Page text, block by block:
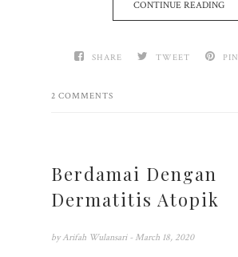
CONTINUE READING
SHARE TWEET PIN
2 COMMENTS
Berdamai Dengan
Dermatitis Atopik
by Arifah Wulansari - March 18, 2020